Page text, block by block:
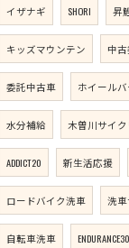
イザナギ SHORI 昇
キッズマウンテン 中
委託中古車 ホイール
水分補給 木曽川サイ
ADDICT20 新生活応援
ロードバイク洗車 洗
自転車洗車